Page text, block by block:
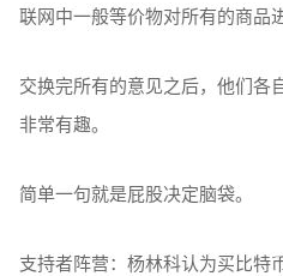
联网中一般等价物对所有的商品
交换完所有的意见之后，他们各
非常有趣。
简单一句就是屁股决定脑袋。
支持者阵营：杨林科认为买比特